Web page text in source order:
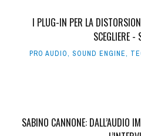
I PLUG-IN PER LA
SCEGLIERE -
PRO AUDIO, SOUND ENGINE,
SABINO CANNONE: DALL’AUDIO